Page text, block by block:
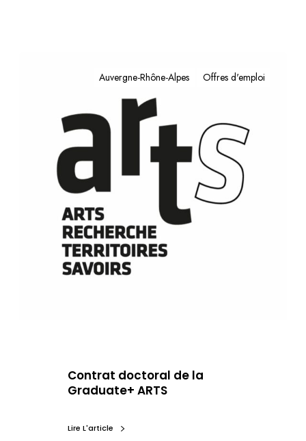
Auvergne-Rhône-Alpes Offres d'emploi
Contrat doctoral de la
Graduate+ ARTS
Lire L'article